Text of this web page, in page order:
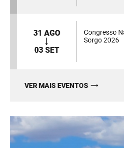
31 AGO
03 SET
Congresso
Sorgo 2026
VER MAIS EVENTOS